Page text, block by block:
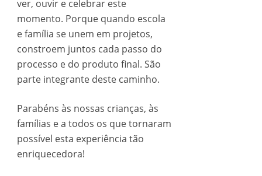
ver, ouvir e celebrar este
momento. Porque quando escola
e família se unem em projetos,
constroem juntos cada passo do
processo e do produto final. São
parte integrante deste caminho.
Parabéns às nossas crianças, às
famílias e a todos os que tornaram
possível esta experiência tão
enriquecedora!